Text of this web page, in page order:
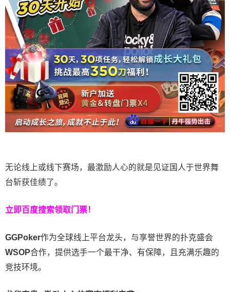
无论线上或线下赛场，最激励人心的就是见证国人于世界舞
台斩获佳绩了。
立即百度搜索领取门票！
GGPoker作为全球线上平台龙头，与享誉世界的扑克盛会
WSOP合作，提供选手一个最干净、有保障，且充满乐趣的
竞技环境。